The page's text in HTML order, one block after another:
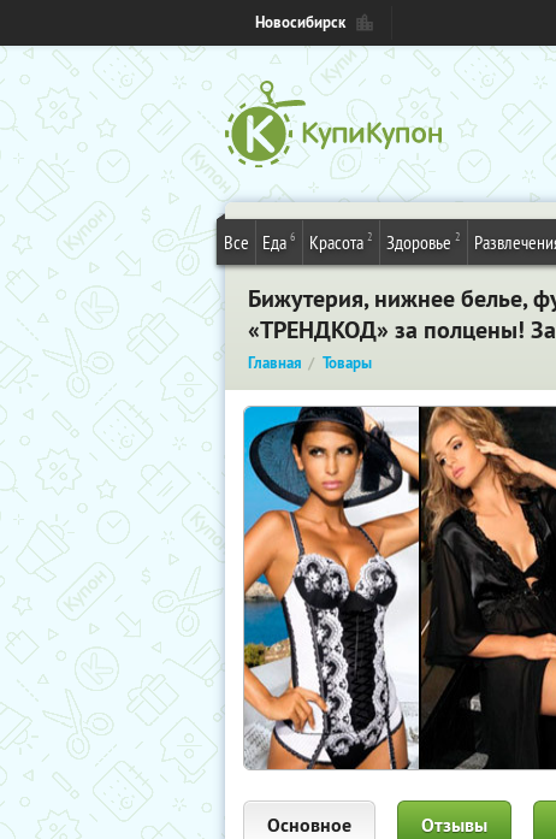
Новосибирск
Все Еда 6 Красота 2 Здоровье 2
Бижутерия, нижнее белье,
«ТРЕНДКОД» за полцены!
Главная Товары
Основное Отзывы